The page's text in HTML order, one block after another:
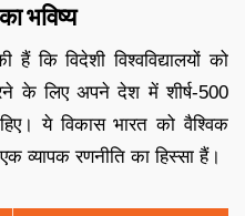
भविष्य
हैं कि विदेशी विश्वविद्यालयों को
के लिए अपने देश में शीर्ष-500
ये विकास भारत को वैश्विक
व्यापक रणनीति का हिस्सा हैं।